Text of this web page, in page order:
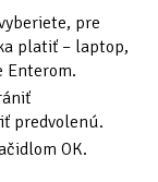
pre
platiť – laptop,
Enterom.
predvolenú.
OK.